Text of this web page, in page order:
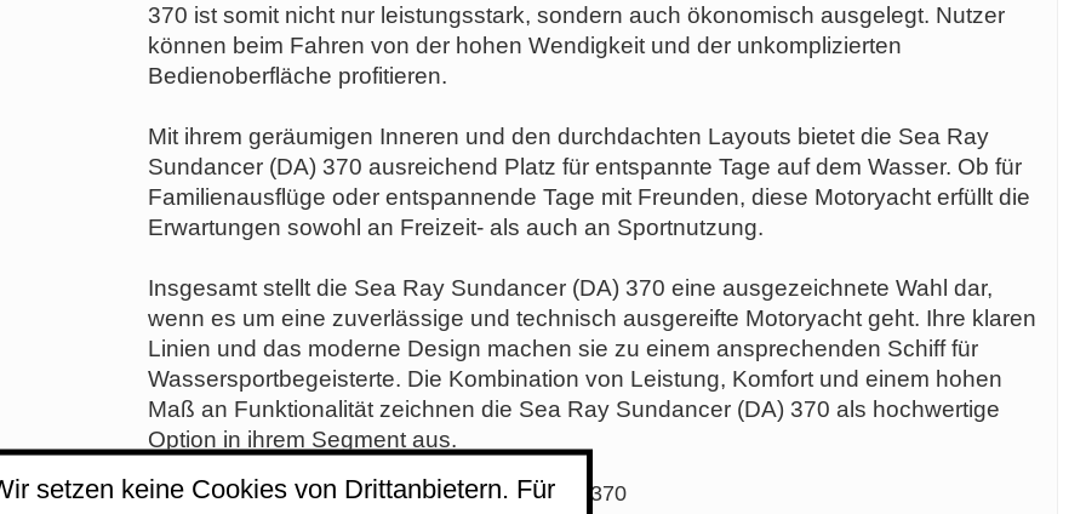
370 ist somit nicht nur leistungsstark, sondern auch ökonomisch ausgelegt. Nutzer
können beim Fahren von der hohen Wendigkeit und der unkomplizierten
Bedienoberfläche profitieren.
Mit ihrem geräumigen Inneren und den durchdachten Layouts bietet die Sea Ray
Sundancer (DA) 370 ausreichend Platz für entspannte Tage auf dem Wasser. Ob für
Familienausflüge oder entspannende Tage mit Freunden, diese Motoryacht erfüllt die
Erwartungen sowohl an Freizeit- als auch an Sportnutzung.
Insgesamt stellt die Sea Ray Sundancer (DA) 370 eine ausgezeichnete Wahl dar,
wenn es um eine zuverlässige und technisch ausgereifte Motoryacht geht. Ihre klaren
Linien und das moderne Design machen sie zu einem ansprechenden Schiff für
Wassersportbegeisterte. Die Kombination von Leistung, Komfort und einem hohen
Maß an Funktionalität zeichnen die Sea Ray Sundancer (DA) 370 als hochwertige
Option in ihrem Segment aus.
Weitere Details zur Sea Ray Sundancer (DA) 370
setzen keine Cookies von Drittanbietern. Für